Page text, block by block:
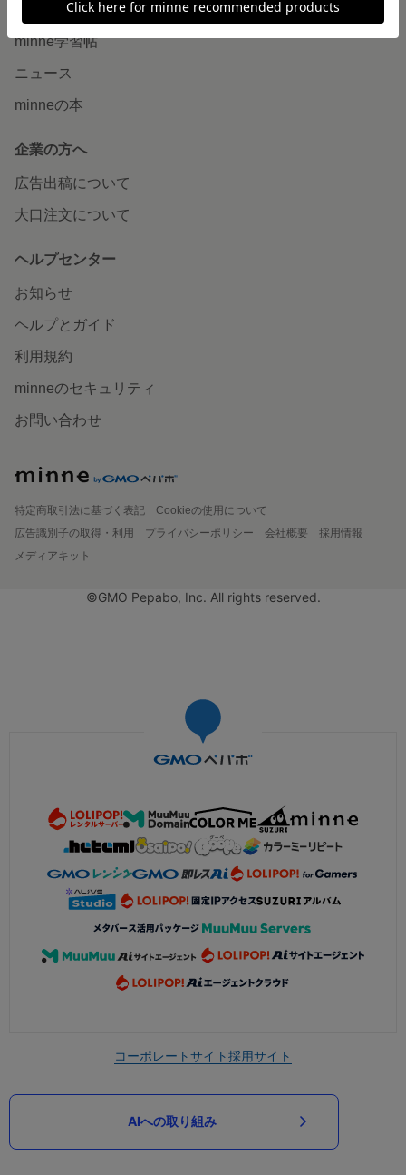
minneとものづくりと
minne学習帖
ニュース
minneの本
企業の方へ
広告出稿について
大口注文について
ヘルプセンター
お知らせ
ヘルプとガイド
利用規約
minneのセキュリティ
お問い合わせ
特定商取引法に基づく表記
Cookieの使用について
広告識別子の取得・利用
プライバシーポリシー 会社概要
採用情報
メディアキット
©GMO Pepabo, Inc. All rights reserved.
コーポレートサイト採用サイト
AIへの取り組み